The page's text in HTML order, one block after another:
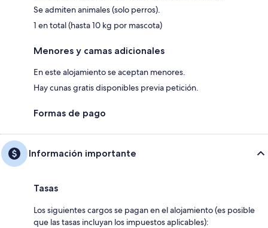
Se admiten animales (solo perros).
1 en total (hasta 10 kg por mascota)
Menores y camas adicionales
En este alojamiento se aceptan menores.
Hay cunas gratis disponibles previa petición.
Formas de pago
Información importante
Tasas
Los siguientes cargos se pagan en el alojamiento (es posible
que las tasas incluyan los impuestos aplicables):